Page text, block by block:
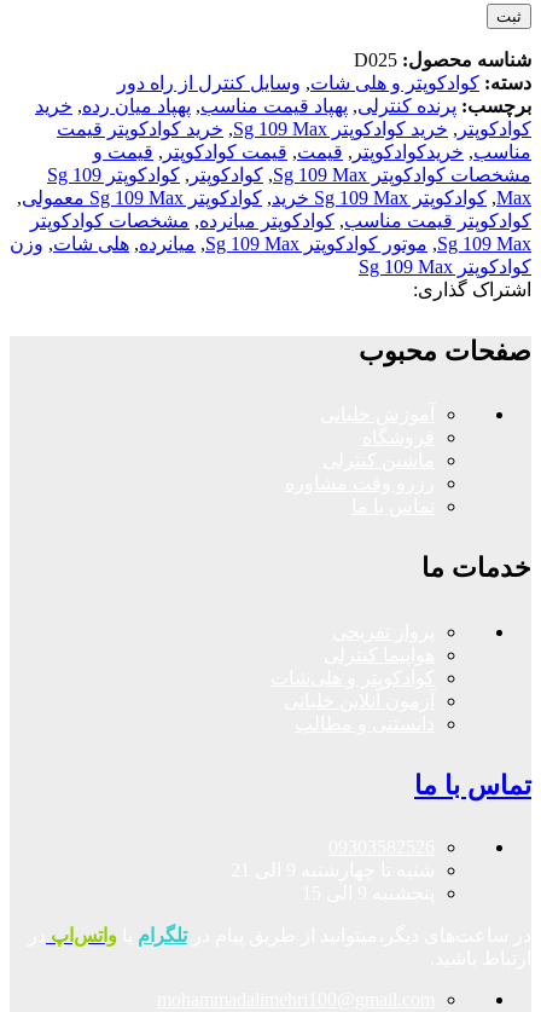
شناسه محصول: D025
دسته: کوادکوپتر و هلی شات, وسایل کنترل از راه دور
برچسب: پرنده کنترلی, پهپاد قیمت مناسب, پهپاد میان رده, خرید
کوادکوپتر , خرید کوادکوپتر Sg 109 Max , خرید کوادکوپتر قیمت
مناسب, خریدکوادکوپتر , قیمت, قیمت کوادکوپتر , قیمت و
مشخصات کوادکوپتر Sg 109 Max
, کوادکوپتر ,
کوادکوپتر Sg 109
Max
, کوادکوپتر Sg 109 Max خرید , کوادکوپتر Sg 109 Max معمولی
,
کوادکوپتر قیمت مناسب, کوادکوپتر میانرده, مشخصات کوادکوپتر
Sg 109 Max
, موتور کوادکوپتر Sg 109 Max , میانرده, هلی شات, وزن
کوادکوپتر Sg 109 Max
اشتراک گذاری:
صفحات محبوب
خدمات ما
تماس با ما
در ساعت‌های دیگر،میتوانید از طریق پیام درتلگرام واتس‌اپ